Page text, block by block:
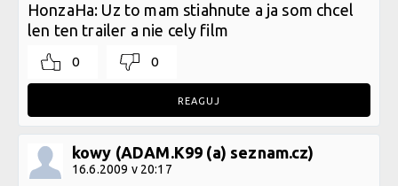
HonzaHa: Uz to mam stiahnute a ja som chcel
len ten trailer a nie cely film
0 0
REAGUJ
kowy (ADAM.K99 (a) seznam.cz)
16.6.2009 v 20:17